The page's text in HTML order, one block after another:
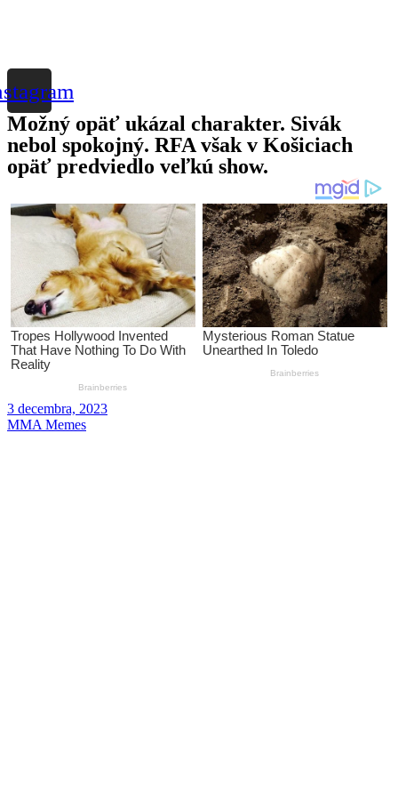
Možný opäť ukázal charakter. Sivák
nebol spokojný. RFA však v Košiciach
opäť predviedlo veľkú show.
3 decembra, 2023
MMA Memes